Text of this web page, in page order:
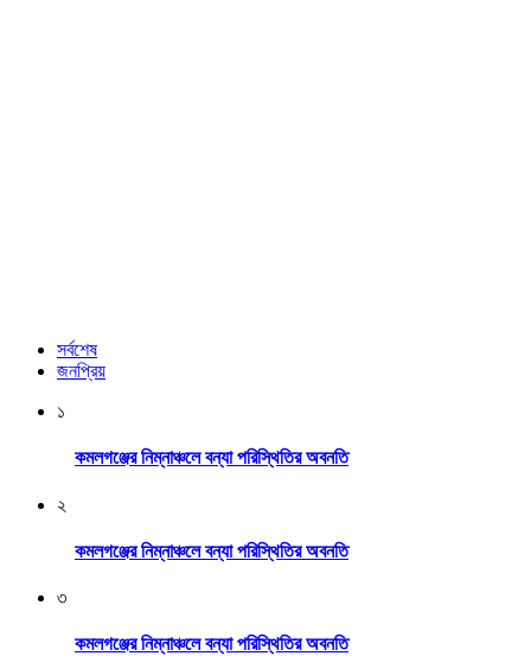
সর্বশেষ
জনপ্রিয়
১
কমলগঞ্জের নিম্নাঞ্চলে বন্যা পরিস্থিতির অবনতি
২
কমলগঞ্জের নিম্নাঞ্চলে বন্যা পরিস্থিতির অবনতি
৩
কমলগঞ্জের নিম্নাঞ্চলে বন্যা পরিস্থিতির অবনতি